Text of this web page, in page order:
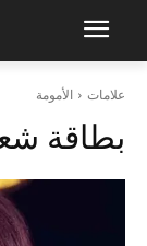
علامات الأمومة
بطاقة